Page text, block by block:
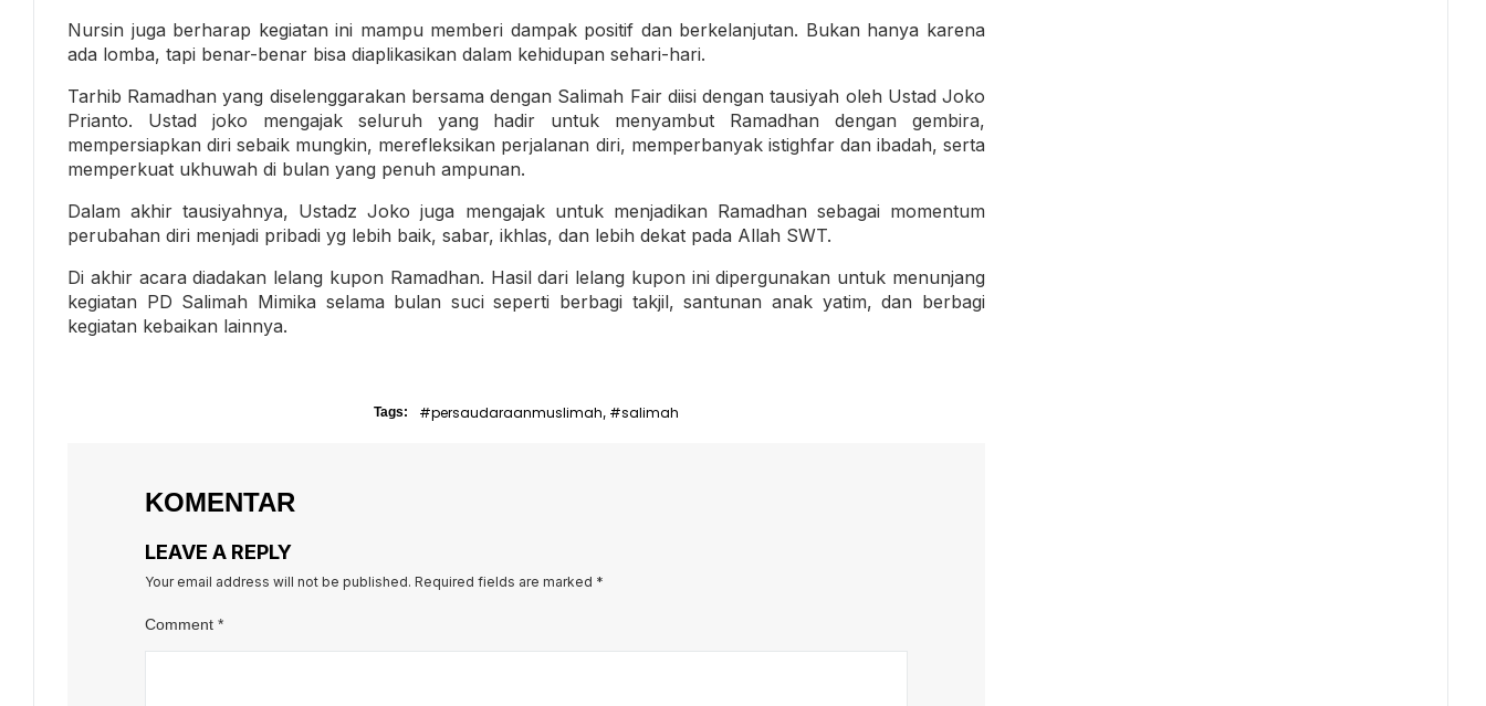
Nursin juga berharap kegiatan ini mampu memberi dampak positif dan berkelanjutan. Bukan hanya karena
ada lomba, tapi benar-benar bisa diaplikasikan dalam kehidupan sehari-hari.
Tarhib Ramadhan yang diselenggarakan bersama dengan Salimah Fair diisi dengan tausiyah oleh Ustad Joko
Prianto. Ustad joko mengajak seluruh yang hadir untuk menyambut Ramadhan dengan gembira,
mempersiapkan diri sebaik mungkin, merefleksikan perjalanan diri, memperbanyak istighfar dan ibadah, serta
memperkuat ukhuwah di bulan yang penuh ampunan.
Dalam akhir tausiyahnya, Ustadz Joko juga mengajak untuk menjadikan Ramadhan sebagai momentum
perubahan diri menjadi pribadi yg lebih baik, sabar, ikhlas, dan lebih dekat pada Allah SWT.
Di akhir acara diadakan lelang kupon Ramadhan. Hasil dari lelang kupon ini dipergunakan untuk menunjang
kegiatan PD Salimah Mimika selama bulan suci seperti berbagi takjil, santunan anak yatim, dan berbagi
kegiatan kebaikan lainnya.
Tags: #persaudaraanmuslimah, #salimah
KOMENTAR
LEAVE A REPLY
Your email address will not be published. Required fields are marked *
Comment *